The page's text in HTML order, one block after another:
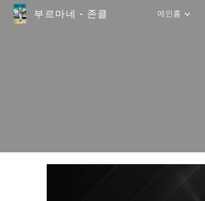
부르마네 - 존클 메인홈